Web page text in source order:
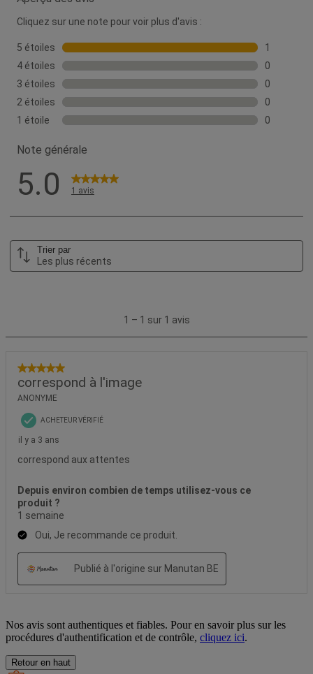
Nos avis sont authentiques et fiables. Pour en savoir plus sur les
procédures d'authentification et de contrôle, cliquez ici.
Retour en haut